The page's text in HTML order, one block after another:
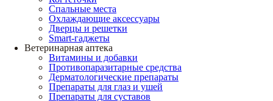
Спальные места
Охлаждающие аксессуары
Дверцы и решетки
Smart-гаджеты
Ветеринарная аптека
Витамины и добавки
Противопаразитарные средства
Дерматологические препараты
Препараты для глаз и ушей
Препараты для суставов